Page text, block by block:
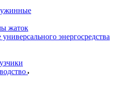
жаток
энергосредства